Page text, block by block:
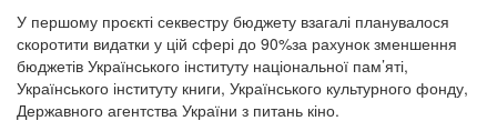
У першому проєкті секвестру бюджету взагалі планувалося
скоротити видатки у цій сфері до 90%за рахунок зменшення
бюджетів Українського інституту національної пам’яті,
Українського інституту книги, Українського культурного фонду,
Державного агентства України з питань кіно.